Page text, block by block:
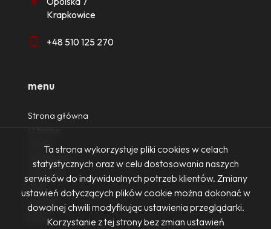
Krapkowice
+48 510 125 270
menu
Strona główna
Oferty
Zgłoszenia
Ulubione
Blog
Kontakt
Rodo
Ta strona wykorzystuje pliki cookies w celach
statystycznych oraz w celu dostosowania naszych
serwisów do indywidualnych potrzeb klientów. Zmiany
ustawień dotyczących plików cookie można dokonać w
dowolnej chwili modyfikując ustawienia przeglądarki.
Korzystanie z tej strony bez zmian ustawień